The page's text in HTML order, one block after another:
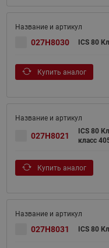
027H8030 ICS 80
Купить аналог
027H8021
ICS 80
класс
Купить аналог
027H8031 ICS 80